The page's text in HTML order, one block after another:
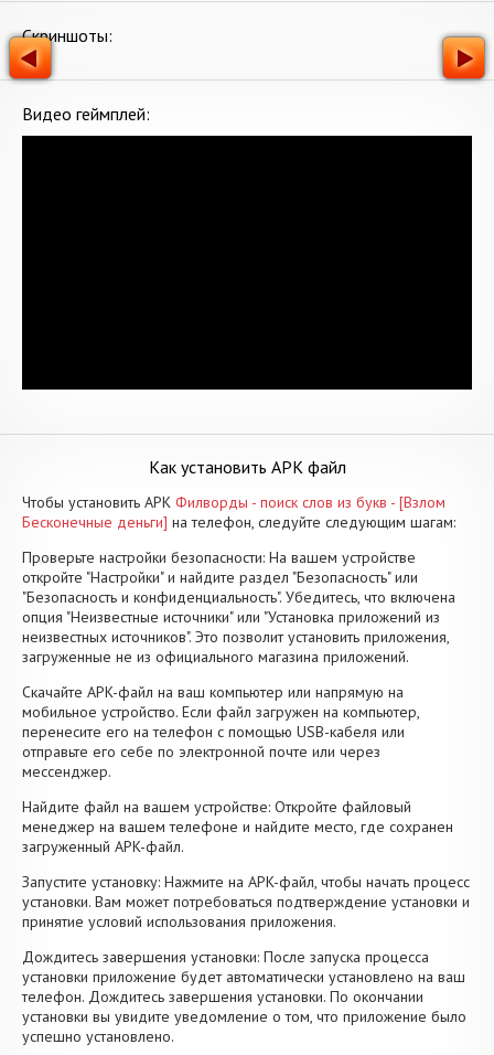
Скриншоты:
Видео геймплей:
Как установить APK файл
Чтобы установить APK Филворды - поиск слов из букв - [Взлом
Бесконечные деньги] на телефон, следуйте следующим шагам:
Проверьте настройки безопасности: На вашем устройстве
откройте "Настройки" и найдите раздел "Безопасность" или
"Безопасность и конфиденциальность". Убедитесь, что включена
опция "Неизвестные источники" или "Установка приложений из
неизвестных источников". Это позволит установить приложения,
загруженные не из официального магазина приложений.
Скачайте APK-файл на ваш компьютер или напрямую на
мобильное устройство. Если файл загружен на компьютер,
перенесите его на телефон с помощью USB-кабеля или
отправьте его себе по электронной почте или через
мессенджер.
Найдите файл на вашем устройстве: Откройте файловый
менеджер на вашем телефоне и найдите место, где сохранен
загруженный APK-файл.
Запустите установку: Нажмите на APK-файл, чтобы начать процесс
установки. Вам может потребоваться подтверждение установки и
принятие условий использования приложения.
Дождитесь завершения установки: После запуска процесса
установки приложение будет автоматически установлено на ваш
телефон. Дождитесь завершения установки. По окончании
установки вы увидите уведомление о том, что приложение было
успешно установлено.